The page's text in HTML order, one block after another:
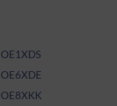
OE1XDS
OE6XDE
OE8XKK